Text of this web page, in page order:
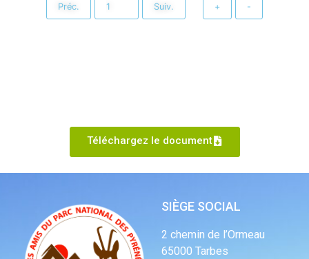
Préc. Suiv. + -
Téléchargez le document
SIÈGE SOCIAL
2 chemin de l’Ormeau
65000 Tarbes